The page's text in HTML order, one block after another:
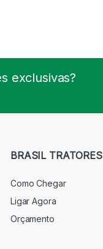
exclusivas?
BRASIL TRATORES
Como Chegar
Ligar Agora
Orçamento